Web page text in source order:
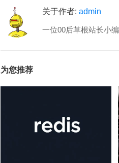
关于作者: admin
一位00后草根站长小编
为您推荐